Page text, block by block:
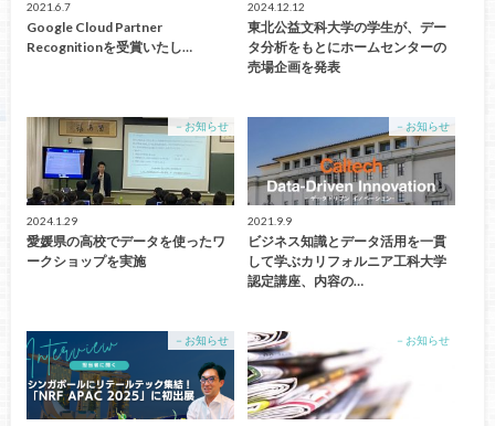
2021.6.7
Google Cloud Partner
Recognitionを受賞いたし…
2024.12.12
東北公益文科大学の学生が、デー
タ分析をもとにホームセンターの
売場企画を発表
－お知らせ
2024.1.29
愛媛県の高校でデータを使ったワ
ークショップを実施
－お知らせ
2021.9.9
ビジネス知識とデータ活用を一貫
して学ぶカリフォルニア工科大学
認定講座、内容の…
－お知らせ －お知らせ